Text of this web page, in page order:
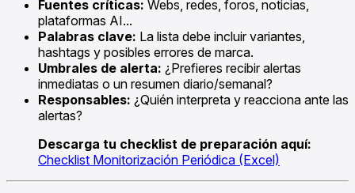
Fuentes críticas: Webs, redes, foros, noticias,
plataformas AI...
Palabras clave: La lista debe incluir variantes,
hashtags y posibles errores de marca.
Umbrales de alerta: ¿Prefieres recibir alertas
inmediatas o un resumen diario/semanal?
Responsables: ¿Quién interpreta y reacciona ante las
alertas?
Descarga tu checklist de preparación aquí:
Checklist Monitorización Periódica (Excel)